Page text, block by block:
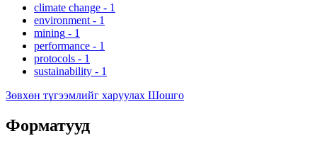
climate change - 1
environment - 1
mining - 1
performance - 1
protocols - 1
sustainability - 1
Зөвхөн түгээмлийг харуулах Шошго
Форматууд